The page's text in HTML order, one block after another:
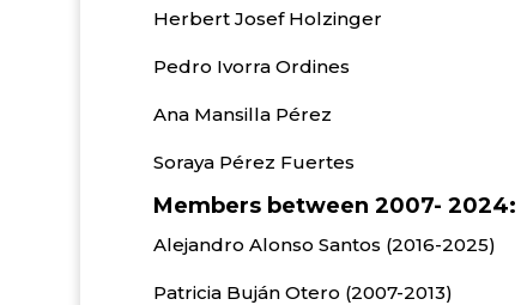
Herbert Josef Holzinger
Pedro Ivorra Ordines
Ana Mansilla Pérez
Soraya Pérez Fuertes
Members between 2007- 2024:
Alejandro Alonso Santos (2016-2025)
Patricia Buján Otero (2007-2013)